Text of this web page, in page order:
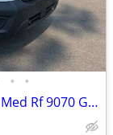
• •
2025 Ford Transit Cargo Van T-250 148 Med Rf 9070 GVWR AWD